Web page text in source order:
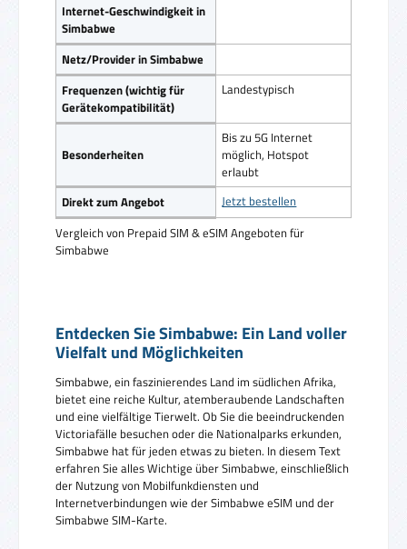
Vergleich von Prepaid SIM & eSIM Angeboten für
Simbabwe
Internet-Geschwindigkeit in
Simbabwe
Netz/Provider in Simbabwe
Frequenzen (wichtig für
Gerätekompatibilität)
Landestypisch
Besonderheiten
Bis zu 5G Internet
möglich, Hotspot
erlaubt
Direkt zum Angebot
Jetzt bestellen
Entdecken Sie Simbabwe: Ein Land voller
Vielfalt und Möglichkeiten
Simbabwe, ein faszinierendes Land im südlichen Afrika,
bietet eine reiche Kultur, atemberaubende Landschaften
und eine vielfältige Tierwelt. Ob Sie die beeindruckenden
Victoriafälle besuchen oder die Nationalparks erkunden,
Simbabwe hat für jeden etwas zu bieten. In diesem Text
erfahren Sie alles Wichtige über Simbabwe, einschließlich
der Nutzung von Mobilfunkdiensten und
Internetverbindungen wie der Simbabwe eSIM und der
Simbabwe SIM-Karte.